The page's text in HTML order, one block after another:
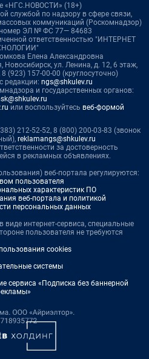
«НГС.НОВОСТИ» (18+)
службой по надзору в сфере связи,
коммуникаций (Роскомнадзор)
ЭЛ № ФС 77— 84683
ответственностью "ИНТЕРНЕТ
Елена Александровна
Новосибирск, ул. Ленина, д. 12, 6 этаж,
(923) 157-00-00 (круглосуточно)
редакции: ngs@shkulev.ru
и государственных органов:
или воспользуйтесь веб-формой
212-52-52, 8 (800) 200-03-83 (звонок
reklamangs@shkulev.ru
за достоверность
в рекламных объявлениях.
веб-портала регулируются:
пользователя
характеристик ПО
веб-портала и политикой
персональных данных
виде интернет-сервиса, специальные
пользователя не требуются
cookies
системы
сервиса «Подписка без баннерной